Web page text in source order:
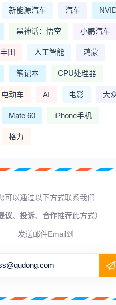
新能源汽车 汽车
黑神话：悟空 小鹏汽车
丰田 人工智能 鸿蒙
笔记本 CPU处理器
电动车 AI 电影 大
Mate 60 iPhone手机
格力
可以通过以下方式联系我们
议、 投诉、 合作推荐此方式）
发送邮件Email到